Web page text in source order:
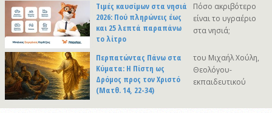
Τιμές καυσίμων στα νησιά
2026: Πού πληρώνεις έως
και 25 λεπτά παραπάνω
το λίτρο
Πόσο ακριβότερο
είναι το υγραέριο
στα νησιά;
Περπατώντας Πάνω στα
Κύματα: Η Πίστη ως
Δρόμος προς τον Χριστό
(Ματθ. 14, 22-34)
του Μιχαήλ Χούλη,
Θεολόγου-
εκπαιδευτικού